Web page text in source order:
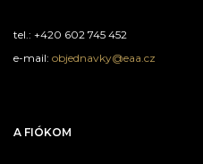
tel.: +420 602 745 452
e-mail: objednavky@eaa.cz
A FIÓKOM